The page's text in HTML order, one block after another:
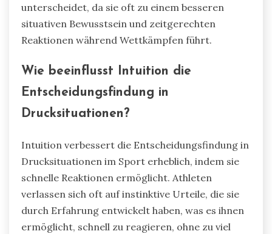
unterscheidet, da sie oft zu einem besseren
situativen Bewusstsein und zeitgerechten
Reaktionen während Wettkämpfen führt.
Wie beeinflusst Intuition die
Entscheidungsfindung in
Drucksituationen?
Intuition verbessert die Entscheidungsfindung in
Drucksituationen im Sport erheblich, indem sie
schnelle Reaktionen ermöglicht. Athleten
verlassen sich oft auf instinktive Urteile, die sie
durch Erfahrung entwickelt haben, was es ihnen
ermöglicht, schnell zu reagieren, ohne zu viel